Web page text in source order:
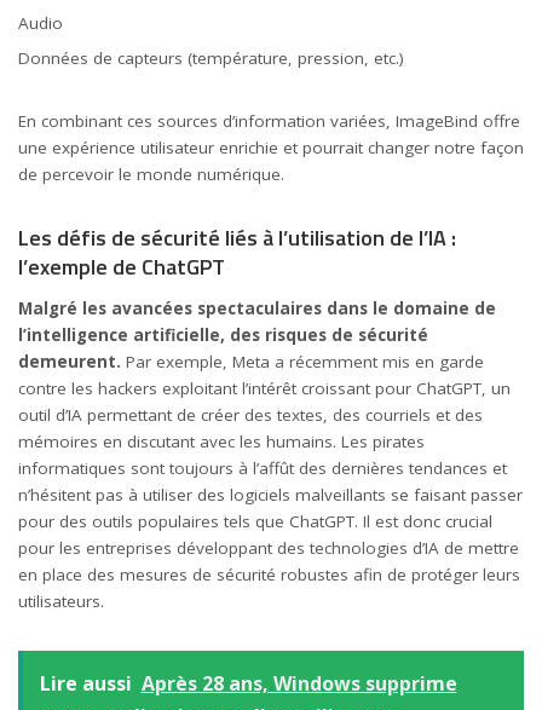
Audio
Données de capteurs (température, pression, etc.)
En combinant ces sources d’information variées, ImageBind offre
une expérience utilisateur enrichie et pourrait changer notre façon
de percevoir le monde numérique.
Les défis de sécurité liés à l’utilisation de l’IA :
l’exemple de ChatGPT
Malgré les avancées spectaculaires dans le domaine de
l’intelligence artificielle, des risques de sécurité
demeurent. Par exemple, Meta a récemment mis en garde
contre les hackers exploitant l’intérêt croissant pour ChatGPT, un
outil d’IA permettant de créer des textes, des courriels et des
mémoires en discutant avec les humains. Les pirates
informatiques sont toujours à l’affût des dernières tendances et
n’hésitent pas à utiliser des logiciels malveillants se faisant passer
pour des outils populaires tels que ChatGPT. Il est donc crucial
pour les entreprises développant des technologies d’IA de mettre
en place des mesures de sécurité robustes afin de protéger leurs
utilisateurs.
Lire aussi Après 28 ans, Windows supprime